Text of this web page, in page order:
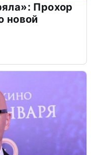
Прохор
новой